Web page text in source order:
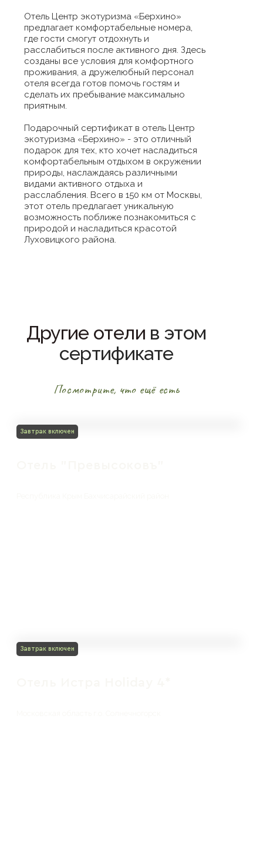
Отель Центр экотуризма «Берхино»
предлагает комфортабельные номера,
где гости смогут отдохнуть и
расслабиться после активного дня. Здесь
созданы все условия для комфортного
проживания, а дружелюбный персонал
отеля всегда готов помочь гостям и
сделать их пребывание максимально
приятным.
Подарочный сертификат в отель Центр
экотуризма «Берхино» - это отличный
подарок для тех, кто хочет насладиться
комфортабельным отдыхом в окружении
природы, наслаждаясь различными
видами активного отдыха и
расслабления. Всего в 150 км от Москвы,
этот отель предлагает уникальную
возможность поближе познакомиться с
природой и насладиться красотой
Луховицкого района.
Другие отели в этом
сертификате
Посмотрите, что ещё есть
Завтрак включен
Завтрак включен